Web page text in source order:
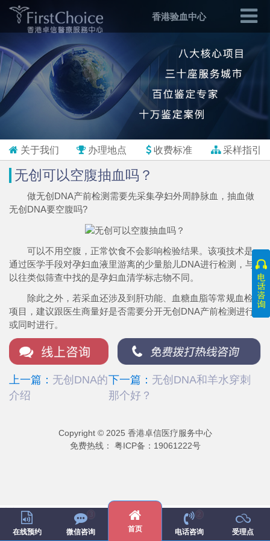
香港验血中心
关于我们 办理地点 收费标准 采样指引
无创可以空腹抽血吗？
做无创DNA产前检测需要先采集孕妇外周静脉血，抽血做
无创DNA要空腹吗?
可以不用空腹，正常饮食不会影响检验结果。该项技术是
通过医学手段对孕妇血液里游离的少量胎儿DNA进行检测，与
以往类似筛查中找的是孕妇血清学标志物不同。
除此之外，若采血还涉及到肝功能、血糖血脂等常规血检
项目，建议跟医生商量好是否需要分开无创DNA产前检测进行
或同时进行。
上一篇： 无创DNA的
介绍
下一篇： 无创DNA和羊水穿刺
那个好？
Copyright © 2025 香港卓信医疗服务中心
免费热线： 粤ICP备：19061222号
在线预约 微信咨询
首页
电话咨询 受理点
微信号：